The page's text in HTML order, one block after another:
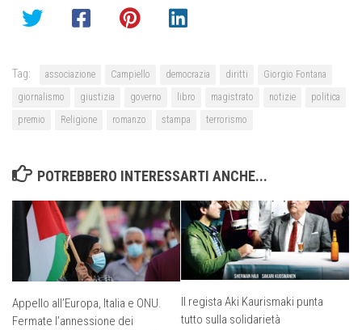
Tag: associazione Campiello democrazia diritti
Giorgio Fontana
giornalismo
giustizia governo libro magistrato notizie
politica
premio
Religione romanzo stampa terrorismo
POTREBBERO INTERESSARTI ANCHE...
Appello all’Europa, Italia e ONU.
Fermate l’annessione dei
Il regista Aki Kaurismaki punta
tutto sulla solidarietà